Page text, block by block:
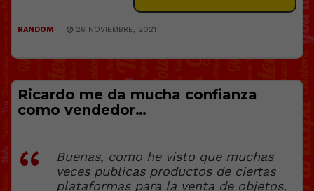
RANDOM 26 NOVIEMBRE, 2021
Ricardo me da mucha confianza
como vendedor…
Buenas, como he visto que muchas
veces publicas productos de ciertas
plataformas para la venta de objetos,